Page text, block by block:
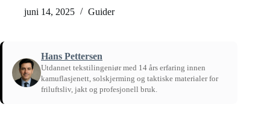
juni 14, 2025 Guider
Hans Pettersen
Utdannet tekstilingeniør med 14 års erfaring innen
kamuflasjenett, solskjerming og taktiske materialer for
friluftsliv, jakt og profesjonell bruk.